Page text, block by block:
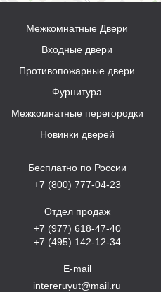
Межкомнатные Двери
Входные двери
Противопожарные двери
Фурнитура
Межкомнатные перегородки
Новинки дверей
Бесплатно по России
+7 (800) 777-04-23
Отдел продаж
+7 (977) 618-47-40
+7 (495) 142-12-34
E-mail
intereruyut@mail.ru